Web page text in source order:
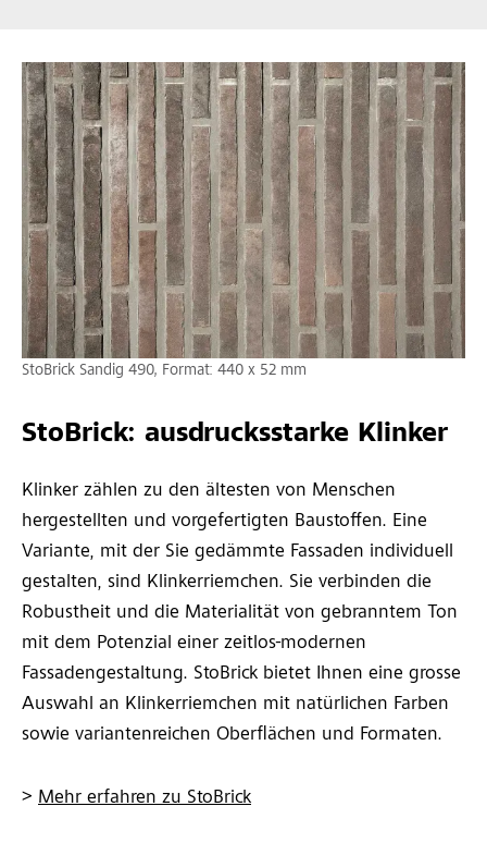
StoBrick: ausdrucksstarke Klinker
Klinker zählen zu den ältesten von Menschen
hergestellten und vorgefertigten Baustoffen. Eine
Variante, mit der Sie gedämmte Fassaden individuell
gestalten, sind Klinkerriemchen. Sie verbinden die
Robustheit und die Materialität von gebranntem Ton
mit dem Potenzial einer zeitlos-modernen
Fassadengestaltung. StoBrick bietet Ihnen eine grosse
Auswahl an Klinkerriemchen mit natürlichen Farben
sowie variantenreichen Oberflächen und Formaten.
> Mehr erfahren zu StoBrick
StoBrick Sandig 490, Format: 440 x 52 mm